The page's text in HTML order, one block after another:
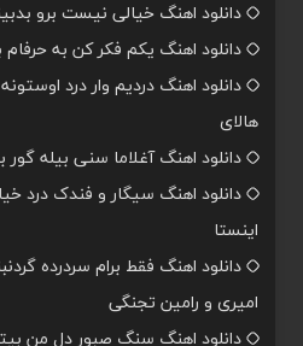
دانلود اهنگ خیالی نیست برو
دانلود اهنگ یکم فکر کن به حرفام
دانلود اهنگ دردیم وار درد
هالای
دانلود اهنگ آغلاما سنی بیله گور
دانلود اهنگ سیگار و فندک درد
اینستا
دانلود اهنگ فقط برام سردرده
امیری و رامین تجنگی
دانلود اهنگ سنگ صبور دل من بیتی